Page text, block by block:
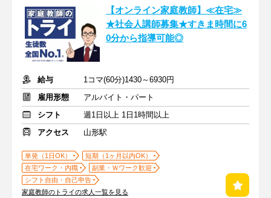
【オンライン家庭教師】≪在宅≫
★社会人講師募集★すきま時間に6
0分から指導可能◎
給与
1コマ(60分)1430～6930円
雇用形態
アルバイト・パート
シフト
週1日以上 1日1時間以上
アクセス
山形駅
単発（1日OK）
短期（1ヶ月以内OK）
在宅ワーク・内職
副業・Ｗワーク歓迎
シフト自由・自己申告
家庭教師のトライの求人一覧を見る